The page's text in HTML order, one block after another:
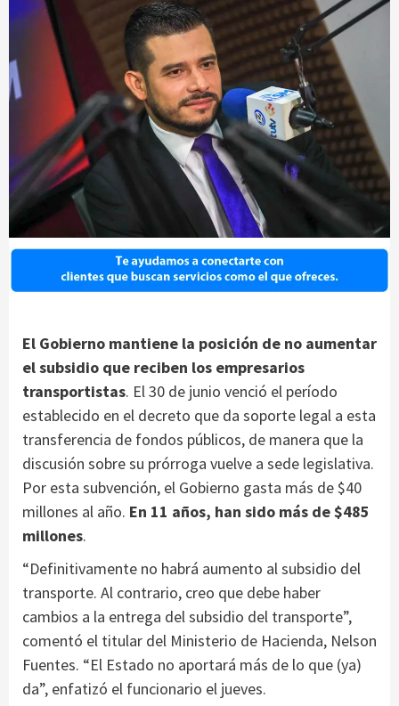
El Gobierno mantiene la posición de no aumentar
el subsidio que reciben los empresarios
transportistas. El 30 de junio venció el período
establecido en el decreto que da soporte legal a esta
transferencia de fondos públicos, de manera que la
discusión sobre su prórroga vuelve a sede legislativa.
Por esta subvención, el Gobierno gasta más de $40
millones al año. En 11 años, han sido más de $485
millones.
“Definitivamente no habrá aumento al subsidio del
transporte. Al contrario, creo que debe haber
cambios a la entrega del subsidio del transporte”,
comentó el titular del Ministerio de Hacienda, Nelson
Fuentes. “El Estado no aportará más de lo que (ya)
da”, enfatizó el funcionario el jueves.